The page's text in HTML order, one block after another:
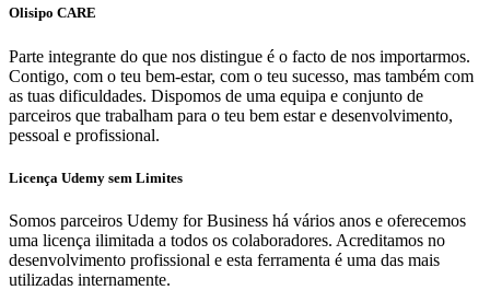
Olisipo CARE
Parte integrante do que nos distingue é o facto de nos importarmos.
Contigo, com o teu bem-estar, com o teu sucesso, mas também com
as tuas dificuldades. Dispomos de uma equipa e conjunto de
parceiros que trabalham para o teu bem estar e desenvolvimento,
pessoal e profissional.
Licença Udemy sem Limites
Somos parceiros Udemy for Business há vários anos e oferecemos
uma licença ilimitada a todos os colaboradores. Acreditamos no
desenvolvimento profissional e esta ferramenta é uma das mais
utilizadas internamente.